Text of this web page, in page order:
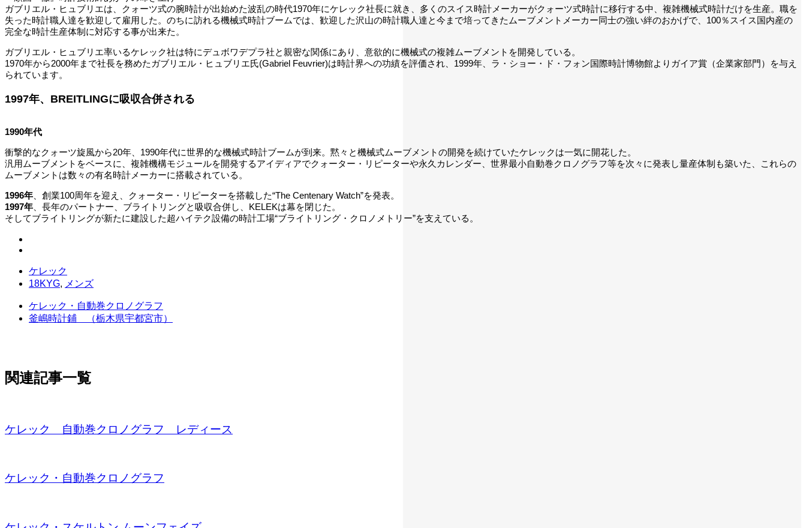
ガブリエル・ヒュブリエは、クォーツ式の腕時計が出始めた波乱の時代1970年にケレック社長に就き、多くのスイス時計メーカーがクォーツ式時計に移行する中、複雑機械式時計だけを生産。職を
失った時計職人達を歓迎して雇用した。のちに訪れる機械式時計ブームでは、歓迎した沢山の時計職人達と今まで培ってきたムーブメントメーカー同士の強い絆のおかげで、100％スイス国内産の
完全な時計生産体制に対応する事が出来た。
ガブリエル・ヒュブリエ率いるケレック社は特にデュボワデプラ社と親密な関係にあり、意欲的に機械式の複雑ムーブメントを開発している。
1970年から2000年まで社長を務めたガブリエル・ヒュブリエ氏(Gabriel Feuvrier)は時計界への功績を評価され、1999年、ラ・ショー・ド・フォン国際時計博物館よりガイア賞（企業家部門）を与え
られています。
1997年、BREITLINGに吸収合併される
1990年代
衝撃的なクォーツ旋風から20年、1990年代に世界的な機械式時計ブームが到来。黙々と機械式ムーブメントの開発を続けていたケレックは一気に開花した。
汎用ムーブメントをベースに、複雑機構モジュールを開発するアイディアでクォーター・リピーターや永久カレンダー、世界最小自動巻クロノグラフ等を次々に発表し量産体制も築いた、これらの
ムーブメントは数々の有名時計メーカーに搭載されている。
1996年 、創業100周年を迎え、クォーター・リピーターを搭載した“The Centenary Watch”を発表。
1997年 、長年のパートナー、ブライトリングと吸収合併し、KELEKは幕を閉じた。
そしてブライトリングが新たに建設した超ハイテク設備の時計工場“ブライトリング・クロノメトリー”を支えている。
ケレック
18KYG, メンズ
ケレック・自動巻クロノグラフ
釜嶋時計鋪 （栃木県宇都宮市）
関連記事一覧
ケレック 自動巻クロノグラフ レディース
ケレック・自動巻クロノグラフ